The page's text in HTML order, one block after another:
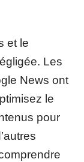
et le
Les
News ont
le
pour